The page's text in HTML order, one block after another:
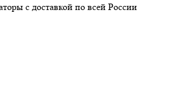
с доставкой по всей России